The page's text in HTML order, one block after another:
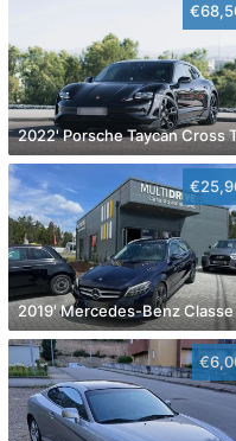
2019' Mercedes-Benz Classe